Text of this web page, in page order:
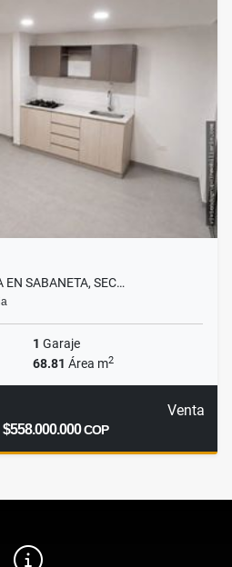
EN SABANETA, SEC…
1 Garaje
68.81 Área m2
Venta
$558.000.000COP